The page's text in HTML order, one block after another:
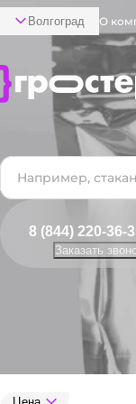
Волгоград О
8 (844) 220-36-
Заказать
Цена